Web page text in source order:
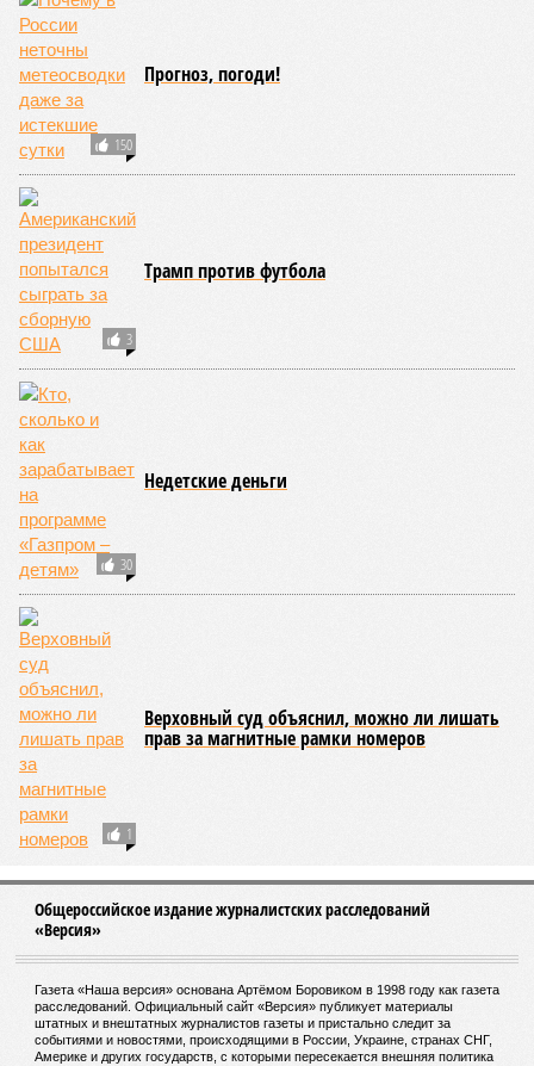
150
Прогноз, погоди!
3
Трамп против футбола
30
Недетские деньги
1
Верховный суд объяснил, можно ли лишать
прав за магнитные рамки номеров
Общероссийское издание журналистских расследований
«Версия»
Газета «Наша версия» основана Артёмом Боровиком в 1998 году как газета
расследований. Официальный сайт «Версия» публикует материалы
штатных и внештатных журналистов газеты и пристально следит за
событиями и новостями, происходящими в России, Украине, странах СНГ,
Америке и других государств, с которыми пересекается внешняя политика